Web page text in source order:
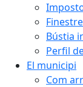
Bústia
Perfil
El municipi
Com